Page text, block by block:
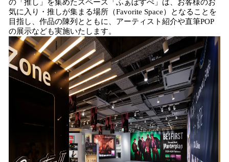
の「推し」を集めたスペース「ふぁぼすぺ」は、お客様のお
気に入り・推しが集まる場所（Favorite Space）となることを
目指し、作品の陳列とともに、アーティスト紹介や直筆POP
の展示なども実施いたします。